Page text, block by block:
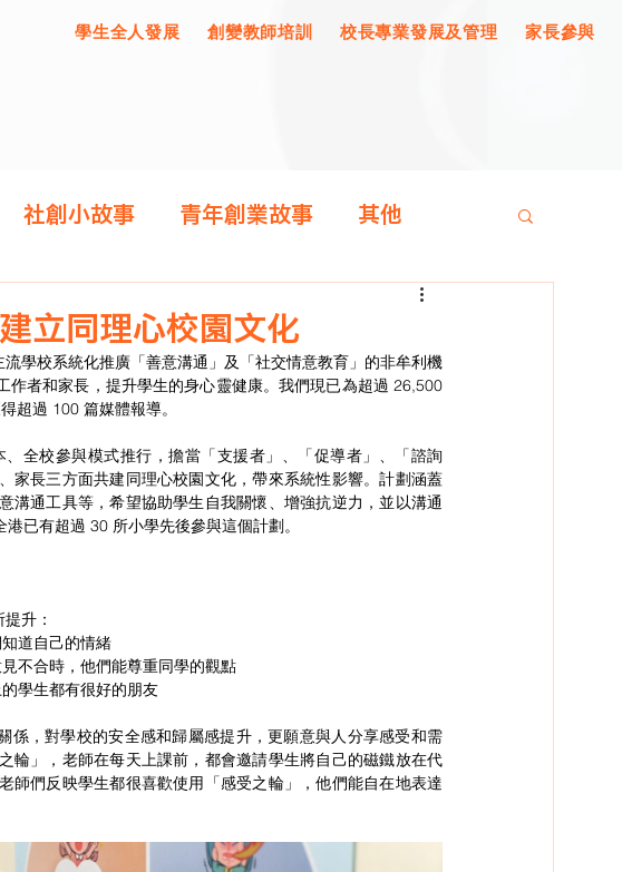
學生全人發展 創變教師培訓 校長專業發展及管理 家長參與
社創小故事 青年創業故事 其他
立同理心校園文化
者和家長，提升學生的身心靈健康。我們現已為超過 26,500
超過 100 篇媒體報導。
家長三方面共建同理心校園文化，帶來系統性影響。計劃涵蓋
溝通工具等，希望協助學生自我關懷、增強抗逆力，並以溝通
已有超過 30 所小學先後參與這個計劃。
升：
他們知道自己的情緒
示在意見不合時，他們能尊重同學的觀點
示班上的學生都有很好的朋友
係，對學校的安全感和歸屬感提升，更願意與人分享感受和需
輪」，老師在每天上課前，都會邀請學生將自己的磁鐵放在代
師們反映學生都很喜歡使用「感受之輪」，他們能自在地表達